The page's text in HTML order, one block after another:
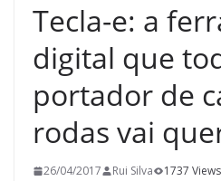
Tecla-e: a
digital que
portador de
rodas vai
26/04/2017 Rui Silva
1737 Views